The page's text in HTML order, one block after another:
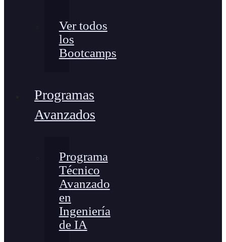
Ver todos
los
Bootcamps
Programas
Avanzados
Programa
Técnico
Avanzado
en
Ingeniería
de IA